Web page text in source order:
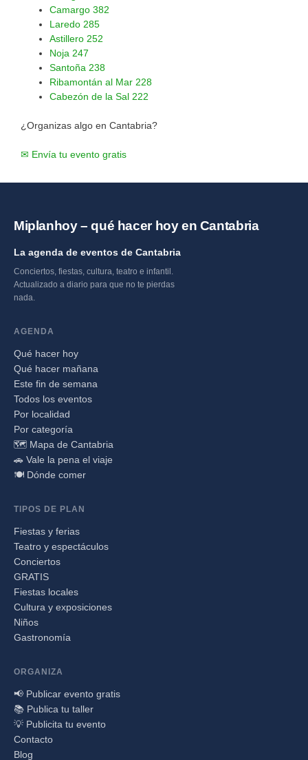
Camargo 382
Laredo 285
Astillero 252
Noja 247
Santoña 238
Ribamontán al Mar 228
Cabezón de la Sal 222
¿Organizas algo en Cantabria?
✉ Envía tu evento gratis
Miplanhoy – qué hacer hoy en Cantabria
La agenda de eventos de Cantabria
Conciertos, fiestas, cultura, teatro e infantil.
Actualizado a diario para que no te pierdas
nada.
AGENDA
Qué hacer hoy
Qué hacer mañana
Este fin de semana
Todos los eventos
Por localidad
Por categoría
🗺️ Mapa de Cantabria
🚗 Vale la pena el viaje
🍽️ Dónde comer
TIPOS DE PLAN
Fiestas y ferias
Teatro y espectáculos
Conciertos
GRATIS
Fiestas locales
Cultura y exposiciones
Niños
Gastronomía
ORGANIZA
📢 Publicar evento gratis
📚 Publica tu taller
💡 Publicita tu evento
Contacto
Blog